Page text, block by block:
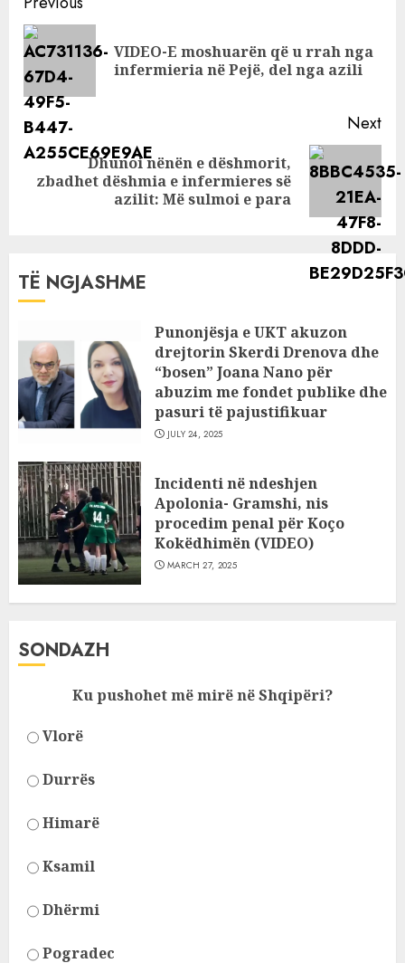
shohim kush
është ajo!
ReadingVIDEO-E moshuarën që u rrah nga
infermieria në Pejë, del nga azili
Next
Next
Dhunoi nënën e dëshmorit,
zbadhet dëshmia e infermieres së
azilit: Më sulmoi e para
TË NGJASHME
Punonjësja e UKT akuzon
drejtorin Skerdi Drenova dhe
“bosen” Joana Nano për
abuzim me fondet publike dhe
pasuri të pajustifikuar
JULY 24, 2025
Incidenti në ndeshjen
Apolonia- Gramshi, nis
procedim penal për Koço
Kokëdhimën (VIDEO)
MARCH 27, 2025
SONDAZH
Ku pushohet më mirë në Shqipëri?
Vlorë
Durrës
Himarë
Ksamil
Dhërmi
Pogradec